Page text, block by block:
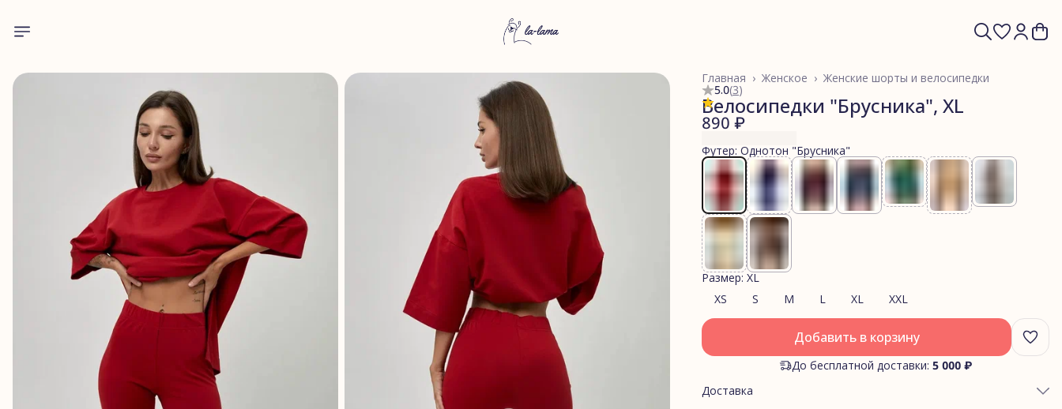
Женские шорты и велосипедки
Женское ›
Главная ›
5.0(3)
Велосипедки "Брусника", XL
890 ₽
Футер: Однотон "Брусника"
Размер: XL
XS
S M L XL XXL
Добавить в корзину
До бесплатной доставки: 5 000 ₽
Доставка